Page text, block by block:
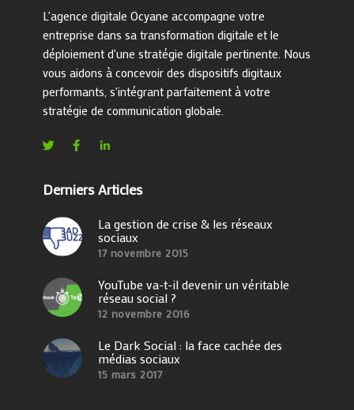
L'agence digitale Ocyane accompagne votre
entreprise dans sa transformation digitale et le
déploiement d'une stratégie digitale pertinente. Nous
vous aidons à concevoir des dispositifs digitaux
performants, s'intégrant parfaitement à votre
stratégie de communication globale.
Derniers Articles
La gestion de crise & les réseaux
sociaux
17 novembre 2015
YouTube va-t-il devenir un véritable
réseau social ?
12 novembre 2016
Le Dark Social : la face cachée des
médias sociaux
15 mars 2017